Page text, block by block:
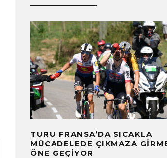
TURU FRANSA’DA SICAKLA
MÜCADELEDE ÇIKMAZA
ÖNE GEÇIYOR